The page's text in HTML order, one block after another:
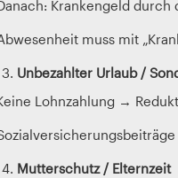
Krankengeld durch
muss mit
Unbezahlter Urlaub /
Lohnzahlung →
Mutterschutz / Elternzeit